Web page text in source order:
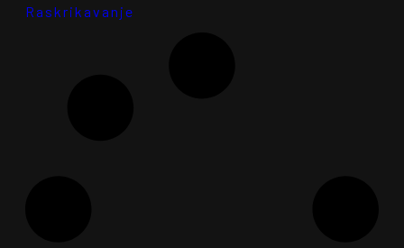
Raskrikavanje